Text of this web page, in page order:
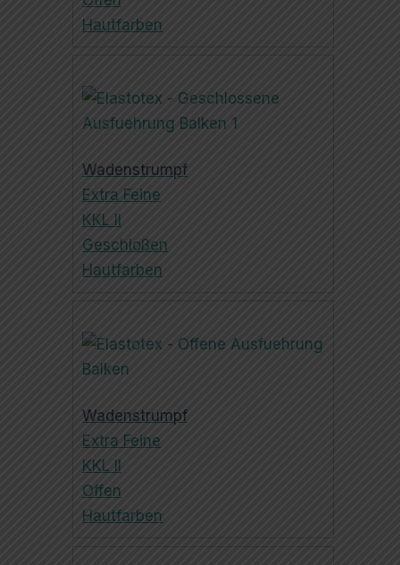
Hautfarben
Wadenstrumpf
Extra Feine
KKL II
Geschloßen
Hautfarben
Wadenstrumpf
Extra Feine
KKL II
Offen
Hautfarben